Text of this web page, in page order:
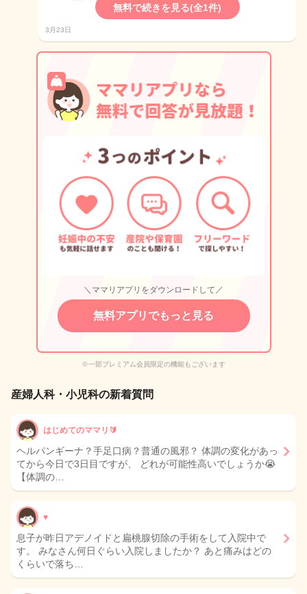
無料で続きを見る(全1件)
3月23日
＼ママリアプリをダウンロードして／
無料アプリでもっと見る
※一部プレミアム会員限定の機能もございます
産婦人科・小児科の新着質問
はじめてのママリ🔰
ヘルパンギーナ？手足口病？普通の風邪？ 体調の変化があっ
てから今日で3日目ですが、 どれが可能性高いでしょうか😭
【体調の…
♥
息子が昨日アデノイドと扁桃腺切除の手術をして入院中で
す。 みなさん何日ぐらい入院しましたか？ あと痛みはどの
くらいで落ち…